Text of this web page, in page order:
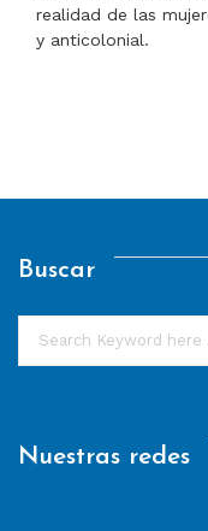
realidad de las
y anticolonial.
Buscar
Nuestras redes